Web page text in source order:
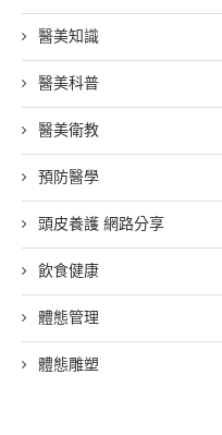
醫美知識
醫美科普
醫美衛教
預防醫學
頭皮養護 網路分享
飲食健康
體態管理
體態雕塑